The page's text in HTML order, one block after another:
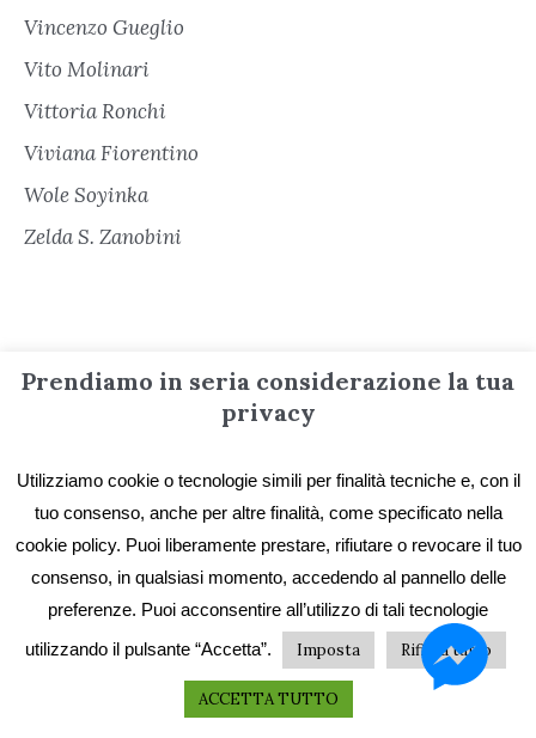
Vincenzo Gueglio
Vito Molinari
Vittoria Ronchi
Viviana Fiorentino
Wole Soyinka
Zelda S. Zanobini
Informazioni
Contatti
Privacy e Cookie
Codice etico
Prendiamo in seria considerazione la tua
privacy
Utilizziamo cookie o tecnologie simili per finalità tecniche e, con il
tuo consenso, anche per altre finalità, come specificato nella
cookie policy. Puoi liberamente prestare, rifiutare o revocare il tuo
consenso, in qualsiasi momento, accedendo al pannello delle
preferenze. Puoi acconsentire all’utilizzo di tali tecnologie
utilizzando il pulsante “Accetta”.
Imposta Rifiuta tutto
ACCETTA TUTTO